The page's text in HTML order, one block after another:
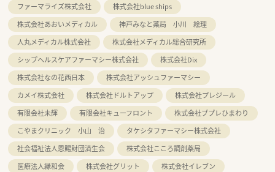
ファーマライズ株式会社
株式会社blue ships
株式会社あおいメディカル
神戸みなと薬局 小川 絵理
人丸メディカル株式会社
株式会社メディカル総合研究所
シップヘルスケアファーマシー株式会社
株式会社Dix
株式会社なの花西日本
株式会社アッシュファーマシー
カメイ株式会社
株式会社ドルトアップ
株式会社プレジール
有限会社未輝
有限会社キューフロント
株式会社ププレひまわり
こやまクリニック 小山 治
タケシタファーマシー株式会社
社会福祉法人恩賜財団済生会
株式会社こころ調剤薬局
医療法人縁和会
株式会社グリット
株式会社イレブン